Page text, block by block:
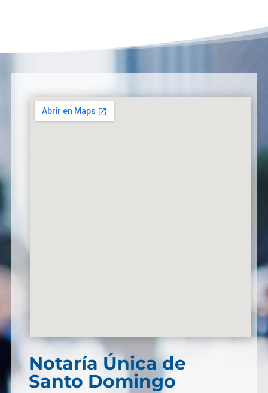
Notaría Única de
Santo Domingo